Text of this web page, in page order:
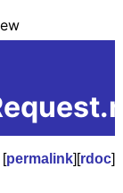
[permalink][rdoc]